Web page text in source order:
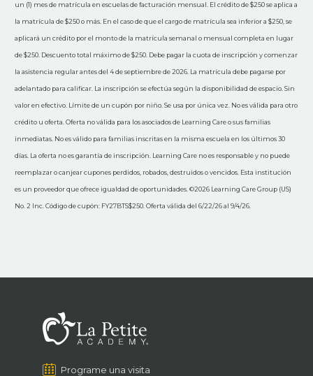
un (1) mes de matrícula en escuelas de facturación mensual. El crédito de $250 se aplica a
la matrícula de $250 o más. En el caso de que el cargo de matrícula sea inferior a $250, se
aplicará un crédito por el monto de la matrícula semanal o mensual completa en lugar
de $250. Descuento total máximo de $250. Debe pagar la cuota de inscripción y comenzar
la asistencia regular antes del 4 de septiembre de 2026. La matrícula debe pagarse por
adelantado para calificar. La inscripción se efectúa según la disponibilidad de espacio. Sin
valor en efectivo. Límite de un cupón por niño. Se usa por única vez. No es válida para otro
crédito u oferta. Oferta no válida para los asociados de Learning Care o sus familias
inmediatas. No es válido para familias inscritas en la misma escuela en los últimos 30
días. La oferta no es garantía de inscripción. Learning Care no es responsable y no puede
reemplazar o canjear cupones perdidos, robados, destruidos o vencidos. Esta institución
es un proveedor que ofrece igualdad de oportunidades. ©2026 Learning Care Group (US)
No. 2 Inc. Código de cupón: FY27BTS$250. Oferta válida del 6/22/26 al 9/4/26.
Programe una visita